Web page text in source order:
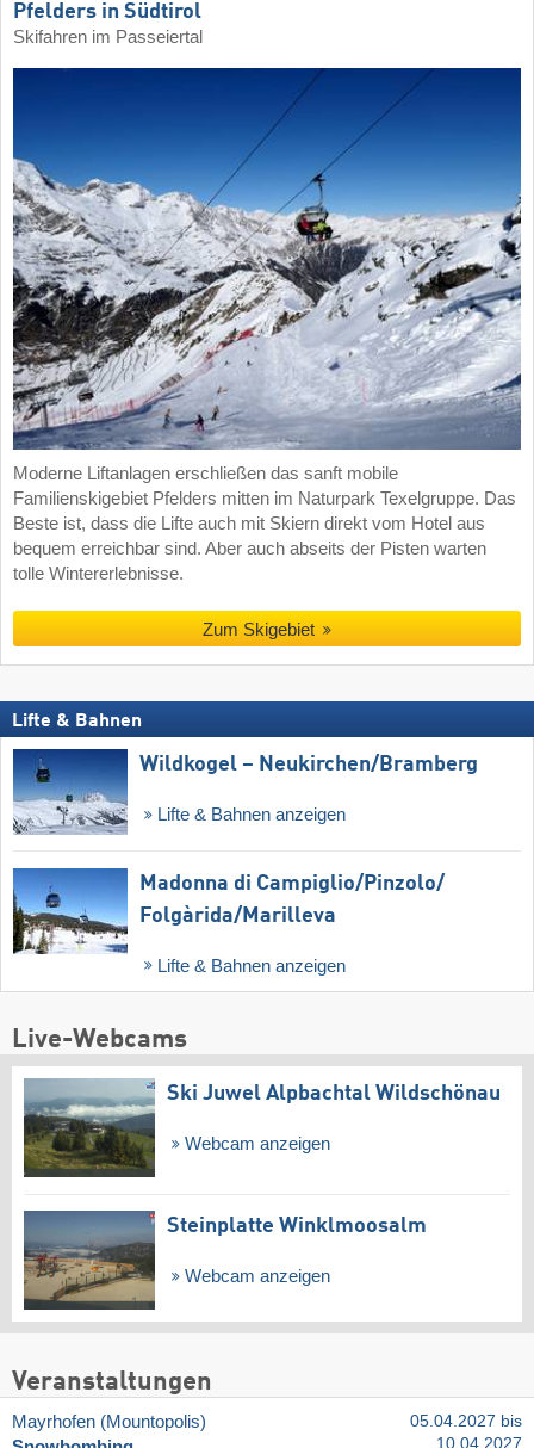
Pfelders in Südtirol
Skifahren im Passeiertal
Moderne Liftanlagen erschließen das sanft mobile
Familienskigebiet Pfelders mitten im Naturpark Texelgruppe. Das
Beste ist, dass die Lifte auch mit Skiern direkt vom Hotel aus
bequem erreichbar sind. Aber auch abseits der Pisten warten
tolle Wintererlebnisse.
Zum Skigebiet
Lifte & Bahnen
Wildkogel – Neukirchen/​Bramberg
Lifte & Bahnen anzeigen
Madonna di Campiglio/​Pinzolo/​
Folgàrida/​Marilleva
Lifte & Bahnen anzeigen
Live-Webcams
Ski Juwel Alpbachtal Wildschönau
Webcam anzeigen
Steinplatte Winklmoosalm
Webcam anzeigen
Veranstaltungen
Mayrhofen (Mountopolis)
05.04.2027 bis
10.04.2027